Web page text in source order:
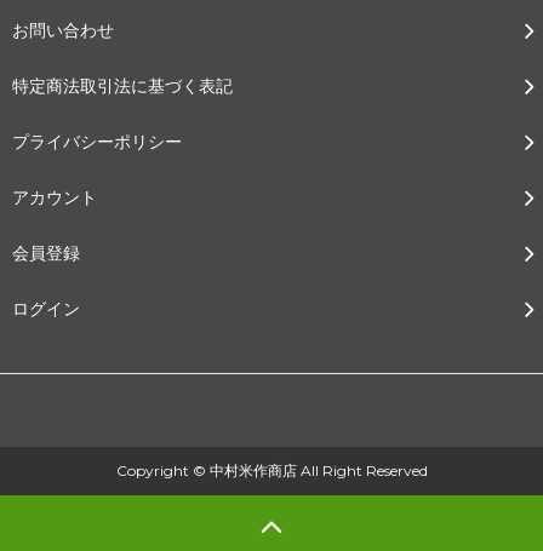
お問い合わせ
特定商法取引法に基づく表記
プライバシーポリシー
アカウント
会員登録
ログイン
Copyright © 中村米作商店 All Right Reserved